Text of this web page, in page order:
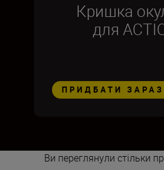
Кришка
для
ПРИДБАТИ ЗАРАЗ
Ви переглянули стільки